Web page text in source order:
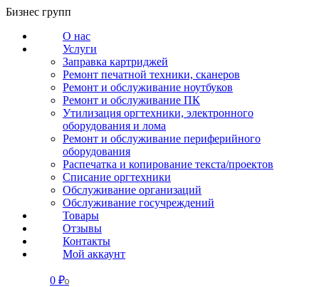
Перейти
содержанию
Бизнес групп
О нас
Услуги
Заправка картриджей
Ремонт печатной техники, сканеров
Ремонт и обслуживание ноутбуков
Ремонт и обслуживание ПК
Утилизация оргтехники, электронного
оборудования и лома
Ремонт и обслуживание периферийного
оборудования
Распечатка и копирование текста/проектов
Списание оргтехники
Обслуживание организаций
Обслуживание госучреждений
Товары
Отзывы
Контакты
Мой аккаунт
0 ₽0
СВЯЗАТЬСЯ